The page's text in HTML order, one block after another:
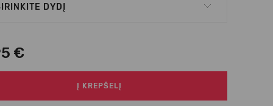
DYDĮ
€
Į KREPŠELĮ